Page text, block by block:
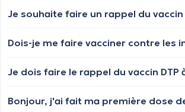
Je souhaite faire un rappel du
Je dois faire le rappel du vaccin